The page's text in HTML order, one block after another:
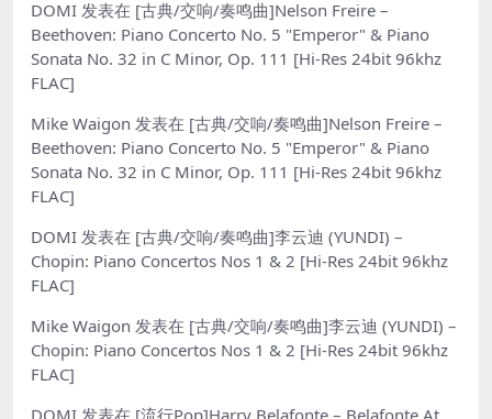
DOMI 发表在 [古典/交响/奏鸣曲]Nelson Freire –
Beethoven: Piano Concerto No. 5 "Emperor" & Piano
Sonata No. 32 in C Minor, Op. 111 [Hi-Res 24bit 96khz
FLAC]
Mike Waigon 发表在 [古典/交响/奏鸣曲]Nelson Freire –
Beethoven: Piano Concerto No. 5 "Emperor" & Piano
Sonata No. 32 in C Minor, Op. 111 [Hi-Res 24bit 96khz
FLAC]
DOMI 发表在 [古典/交响/奏鸣曲]李云迪 (YUNDI) –
Chopin: Piano Concertos Nos 1 & 2 [Hi-Res 24bit 96khz
FLAC]
Mike Waigon 发表在 [古典/交响/奏鸣曲]李云迪 (YUNDI) –
Chopin: Piano Concertos Nos 1 & 2 [Hi-Res 24bit 96khz
FLAC]
DOMI 发表在 [流行Pop]Harry Belafonte – Belafonte At